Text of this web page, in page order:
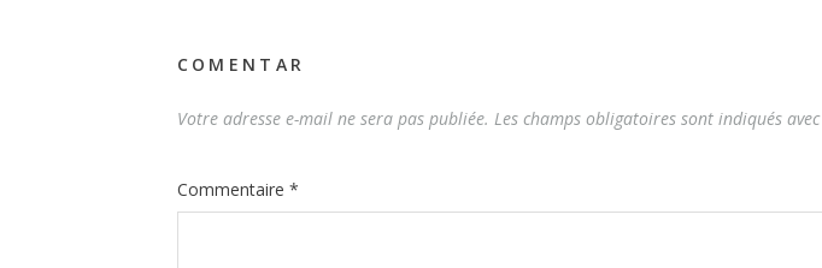
COMENTAR
Votre adresse e-mail ne sera pas publiée. Les champs obligatoires sont indiqués avec
Commentaire *